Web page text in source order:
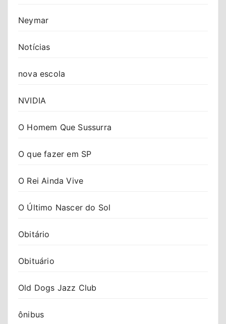
Neymar
Notícias
nova escola
NVIDIA
O Homem Que Sussurra
O que fazer em SP
O Rei Ainda Vive
O Último Nascer do Sol
Obitário
Obituário
Old Dogs Jazz Club
ônibus